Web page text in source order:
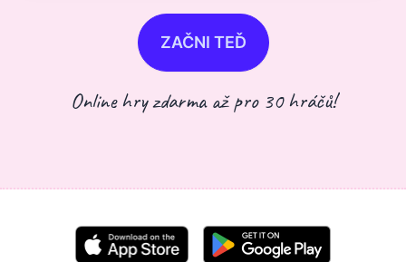
ZAČNI TEĎ
Online hry zdarma až pro 30 hráčů!